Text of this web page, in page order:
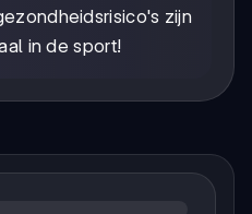
zijn
in de sport!